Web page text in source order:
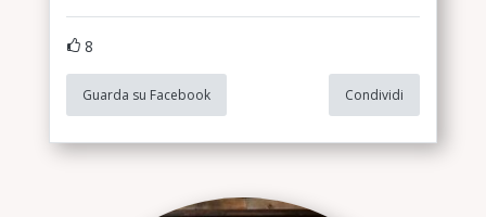
8
Guarda su Facebook Condividi